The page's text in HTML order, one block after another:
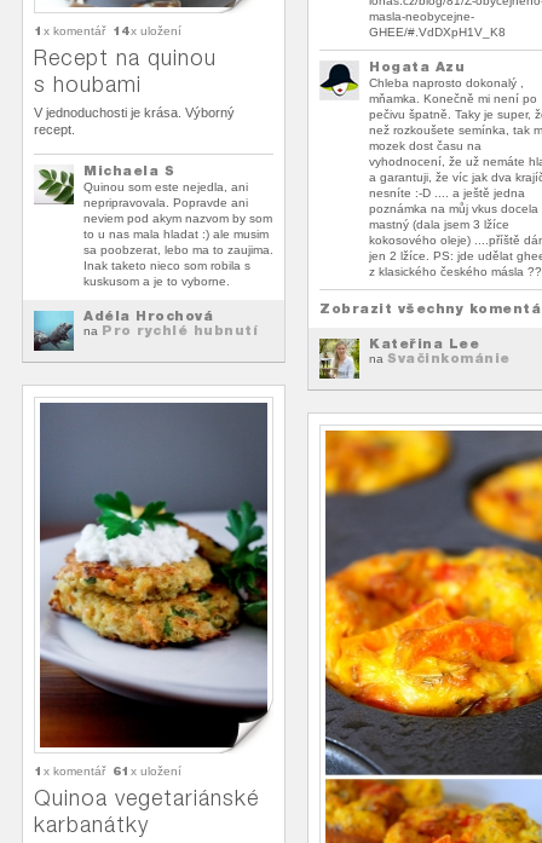
masla-neobycejne-
GHEE/#.VdDXpH1V_K8
Hogata Azu
Chleba naprosto dokonalý ,
mňamka. Konečně mi není po
pečivu špatně. Taky je super,
než rozkoušete semínka, tak
mozek dost času na
vyhodnocení, že už nemáte
a garantuji, že víc jak dva
nesníte :-D .... a ještě jedna
poznámka na můj vkus docela
mastný (dala jsem 3 lžíce
kokosového oleje) ....příště
jen 2 lžíce. PS: jde udělat
z klasického českého másla
Zobrazit všechny
Kateřina Lee
na Svačinkománie
1 x komentář 14x uložení
Recept na quinou
s houbami
V jednoduchosti je krása. Výborný
recept.
Michaela S
Quinou som este nejedla, ani
nepripravovala. Popravde ani
neviem pod akym nazvom by som
to u nas mala hladat :) ale musim
sa poobzerat, lebo ma to zaujima.
Inak taketo nieco som robila s
kuskusom a je to vyborne.
Adéla Hrochová
na Pro rychlé hubnutí
1 x komentář 61 x uložení
Quinoa vegetariánské
karbanátky